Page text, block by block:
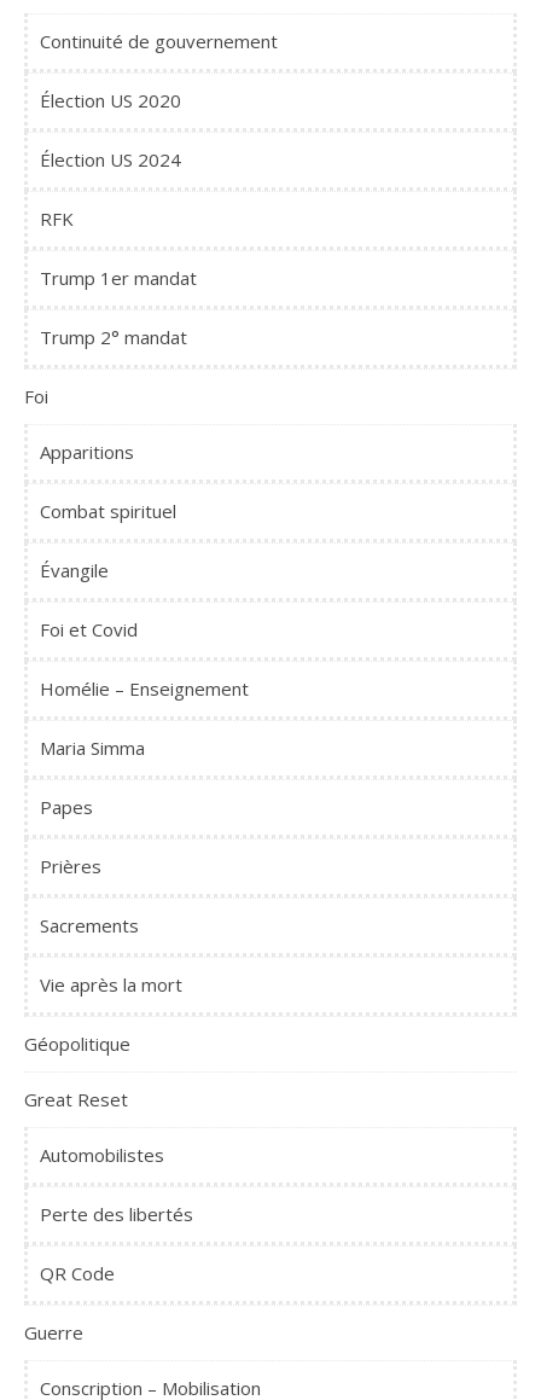
Continuité de gouvernement
Élection US 2020
Élection US 2024
RFK
Trump 1er mandat
Trump 2° mandat
Foi
Apparitions
Combat spirituel
Évangile
Foi et Covid
Homélie – Enseignement
Maria Simma
Papes
Prières
Sacrements
Vie après la mort
Géopolitique
Great Reset
Automobilistes
Perte des libertés
QR Code
Guerre
Conscription – Mobilisation